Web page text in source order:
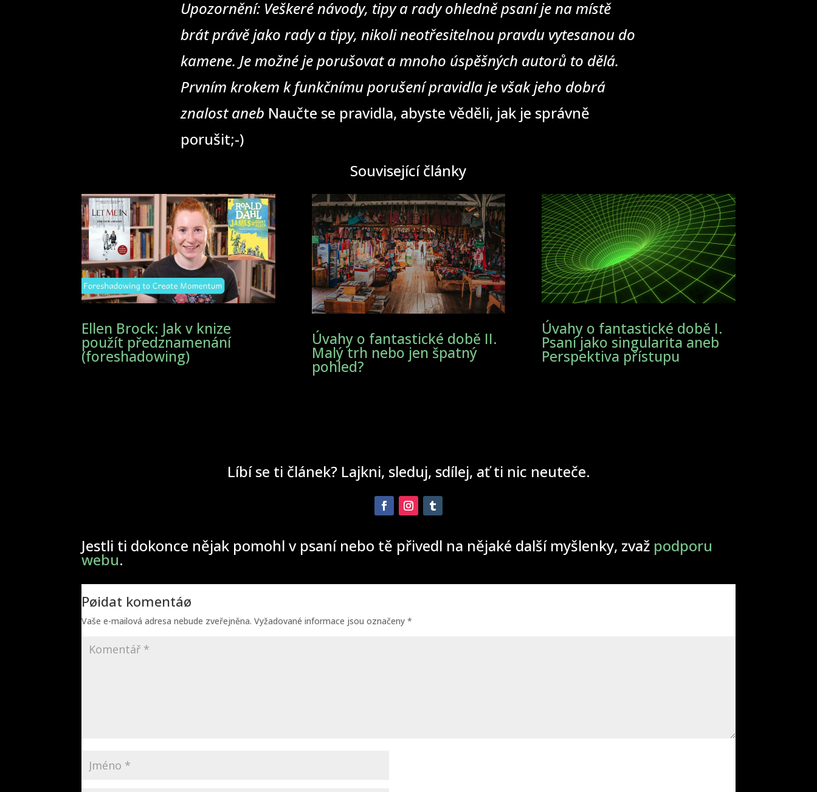
Upozornění: Veškeré návody, tipy a rady ohledně psaní je na místě
brát právě jako rady a tipy, nikoli neotřesitelnou pravdu vytesanou do
kamene. Je možné je porušovat a mnoho úspěšných autorů to dělá.
Prvním krokem k funkčnímu porušení pravidla je však jeho dobrá
znalost aneb Naučte se pravidla, abyste věděli, jak je správně
porušit;-)
Související články
Ellen Brock: Jak v knize
použít předznamenání
(foreshadowing)
Úvahy o fantastické době II.
Malý trh nebo jen špatný
pohled?
Úvahy o fantastické době I.
Psaní jako singularita aneb
Perspektiva přístupu
Líbí se ti článek? Lajkni, sleduj, sdílej, ať ti nic neuteče.
Jestli ti dokonce nějak pomohl v psaní nebo tě přivedl na nějaké další myšlenky, zvaž podporu
webu.
Pøidat komentáø
Vaše e-mailová adresa nebude zveřejněna. Vyžadované informace jsou označeny*